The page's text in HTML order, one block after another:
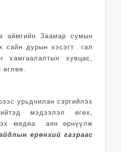
аймгийн Заамар сумын
сайн дурын хэсэгт гал
хамгаалалтын хувцас,
өглөө.
урьдчилан сэргийлэх
мэдээлэл өгөх,
медиа аян өрнүүлж
ерөнхий газраас